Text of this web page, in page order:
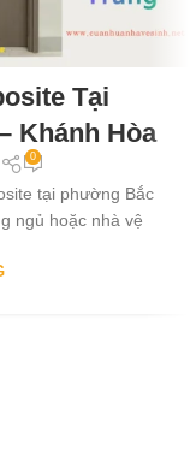
Tại
Khánh Hòa
0
tại phường Bắc
ngủ hoặc nhà vệ